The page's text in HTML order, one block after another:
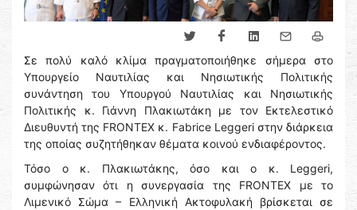
Σε πολύ καλό κλίμα πραγματοποιήθηκε σήμερα στο
Υπουργείο Ναυτιλίας και Νησιωτικής Πολιτικής
συνάντηση του Υπουργού Ναυτιλίας και Νησιωτικής
Πολιτικής κ. Γιάννη Πλακιωτάκη με τον Εκτελεστικό
Διευθυντή της FRONTEX κ. Fabrice Leggeri στην διάρκεια
της οποίας συζητήθηκαν θέματα κοινού ενδιαφέροντος.
Τόσο ο κ. Πλακιωτάκης, όσο και ο κ. Leggeri,
συμφώνησαν ότι η συνεργασία της FRONTEX με το
Λιμενικό Σώμα – Ελληνική Ακτοφυλακή βρίσκεται σε